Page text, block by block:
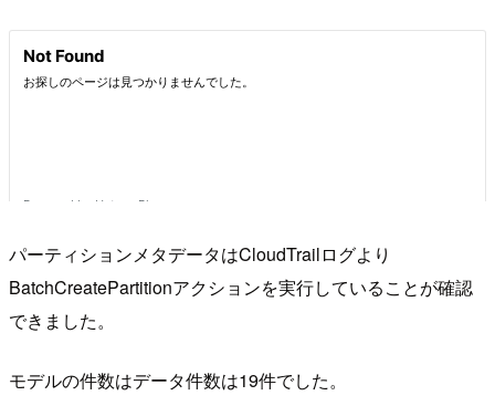
パーティションメタデータはCloudTrailログより
BatchCreatePartitionアクションを実行していることが確認
できました。
モデルの件数はデータ件数は19件でした。